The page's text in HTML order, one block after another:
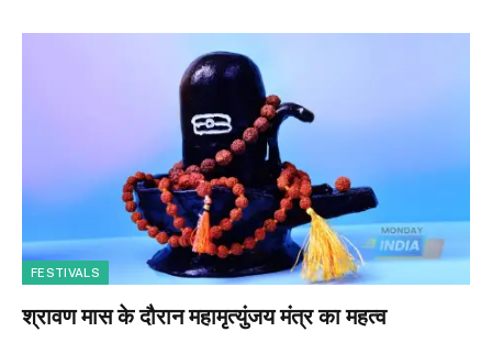
FESTIVALS
श्रावण मास के दौरान महामृत्युंजय मंत्र का महत्व